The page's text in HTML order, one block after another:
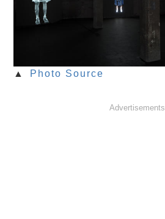
▲ Photo Source
Advertisements